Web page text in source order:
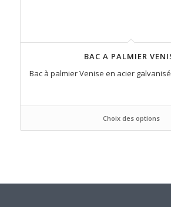
BAC A PALMIER
Bac à palmier Venise en acier
Choix des options